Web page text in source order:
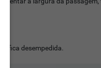
fica desempedida.